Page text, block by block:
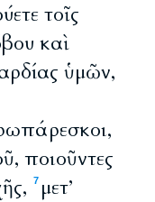
τοῖς
καὶ
ὑμῶν,
ποιοῦντες
7 μετ’